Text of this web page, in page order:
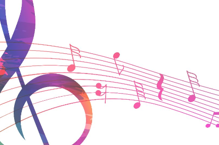
to main content